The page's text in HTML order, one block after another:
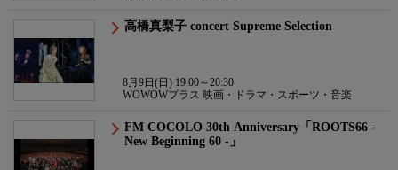
高橋真梨子 concert Supreme Selection
8月9日(日) 19:00～20:30
WOWOWプラス 映画・ドラマ・スポーツ・音楽
FM COCOLO 30th Anniversary「ROOTS66 -
New Beginning 60 -」